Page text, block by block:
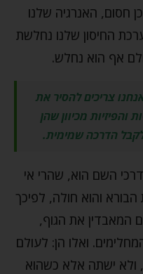
חסום, האנרגיה שלנו
החיסון שלנו נחלשת
אף הוא נחלש.
צריכים להסיר את
והפיזיות מכיוון שהן
הדרכה שמימית.
השם הוא, שהרי אי
והוא חולה, לפיכך
המאבדין את הגוף,
ואלו הן: לעולם
ישתה אלא כשהוא